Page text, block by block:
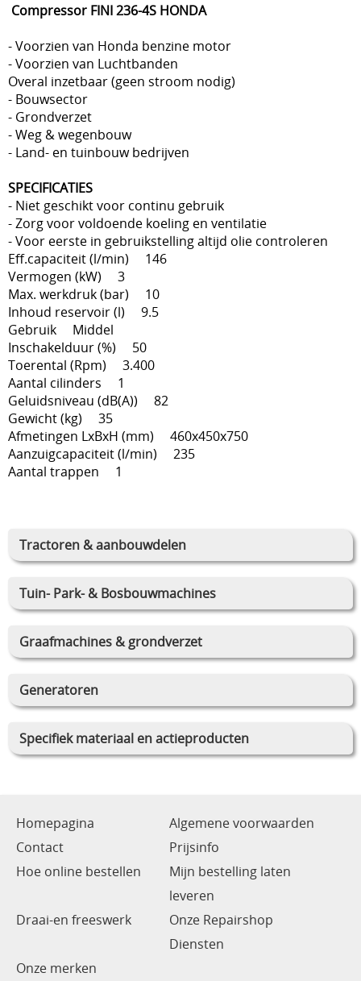
Tractoren & aanbouwdelen
Tuin- Park- & Bosbouwmachines
Graafmachines & grondverzet
Generatoren
Specifiek materiaal en actieproducten
Compressor FINI 236-4S HONDA
- Voorzien van Honda benzine motor
- Voorzien van Luchtbanden
Overal inzetbaar (geen stroom nodig)
- Bouwsector
- Grondverzet
- Weg & wegenbouw
- Land- en tuinbouw bedrijven
SPECIFICATIES
- Niet geschikt voor continu gebruik
- Zorg voor voldoende koeling en ventilatie
- Voor eerste in gebruikstelling altijd olie controleren
Eff.capaciteit (l/min) 146
Vermogen (kW) 3
Max. werkdruk (bar) 10
Inhoud reservoir (l) 9.5
Gebruik Middel
Inschakelduur (%) 50
Toerental (Rpm) 3.400
Aantal cilinders 1
Geluidsniveau (dB(A)) 82
Gewicht (kg) 35
Afmetingen LxBxH (mm) 460x450x750
Aanzuigcapaciteit (l/min) 235
Aantal trappen 1
Homepagina
Algemene voorwaarden
Contact
Prijsinfo
Hoe online bestellen
Mijn bestelling laten
leveren
Draai-en freeswerk
Onze Repairshop
Diensten
Onze merken